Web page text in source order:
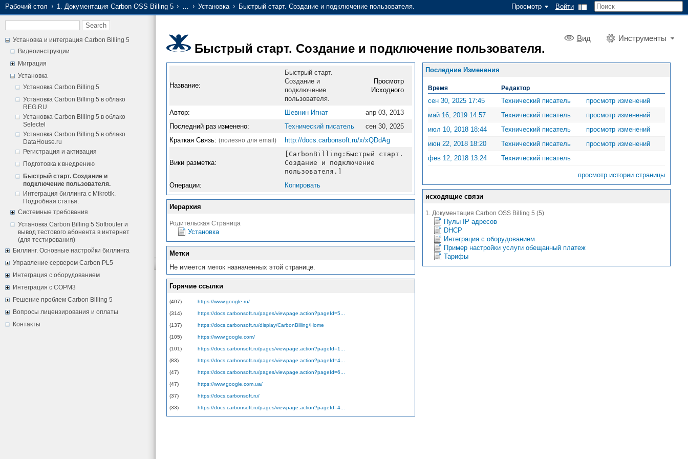
Просмотр Войти
Рабочий стол 1. Документация Carbon OSS Billing 5 … Установка Быстрый старт. Создание и подключение пользователя.
Установка и интеграция Carbon Billing 5
Видеоинструкции
Миграция
Установка
Установка Carbon Billing 5
Установка Carbon Billing 5 в облако
REG.RU
Установка Carbon Billing 5 в облако
Selectel
Установка Carbon Billing 5 в облако
DataHouse.ru
Регистрация и активация
Подготовка к внедрению
Быстрый старт. Создание и
подключение пользователя.
Интеграция биллинга с Mikrotik.
Подробная статья.
Системные требования
Установка Carbon Billing 5 Softrouter и
вывод тестового абонента в интернет
(для тестирования)
Биллинг. Основные настройки биллинга
Управление сервером Carbon PL5
Интеграция с оборудованием
Интеграция с СОРМ3
Решение проблем Carbon Billing 5
Вопросы лицензирования и оплаты
Контакты
Вид Инструменты
Быстрый старт. Создание и подключение пользователя.
Название:
Быстрый старт.
Создание и
подключение
пользователя.
Просмотр
Исходного
Автор: Шевнин Игнат
апр 03, 2013
Последний раз изменено:
Технический писатель
сен 30, 2025
Краткая Связь: (полезно для email) http://docs.carbonsoft.ru/x/xQDdAg
Вики разметка:
[CarbonBilling:Быстрый старт.
Создание и подключение
пользователя.]
Операции:
Копировать
Иерархия
Родительская Страница
Установка
Метки
Не имеется меток назначенных этой странице.
Горячие ссылки
(407) https://www.google.ru/
(314) https://docs.carbonsoft.ru/pages/viewpage.action?pageId=5...
(137) https://docs.carbonsoft.ru/display/CarbonBilling/Home
(105) https://www.google.com/
(101) https://docs.carbonsoft.ru/pages/viewpage.action?pageId=1...
(83) https://docs.carbonsoft.ru/pages/viewpage.action?pageId=4...
(47) https://docs.carbonsoft.ru/pages/viewpage.action?pageId=6...
(47) https://www.google.com.ua/
(37) https://docs.carbonsoft.ru/
(33) https://docs.carbonsoft.ru/pages/viewpage.action?pageId=4...
Последние Изменения
Время Редактор
сен 30, 2025 17:45 Технический писатель
просмотр изменений
май 16, 2019 14:57
Технический писатель
просмотр изменений
июл 10, 2018 18:44
Технический писатель
просмотр изменений
июн 22, 2018 18:20
Технический писатель
просмотр изменений
фев 12, 2018 13:24
Технический писатель
просмотр истории страницы
исходящие связи
1. Документация Carbon OSS Billing 5 (5)
Пулы IP адресов
DHCP
Интеграция с оборудованием
Пример настройки услуги обещанный платеж
Тарифы